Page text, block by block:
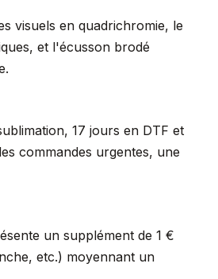
visuels en quadrichromie, le
et l'écusson brodé
17 jours en DTF et
commandes urgentes, une
un supplément de 1 €
etc.) moyennant un